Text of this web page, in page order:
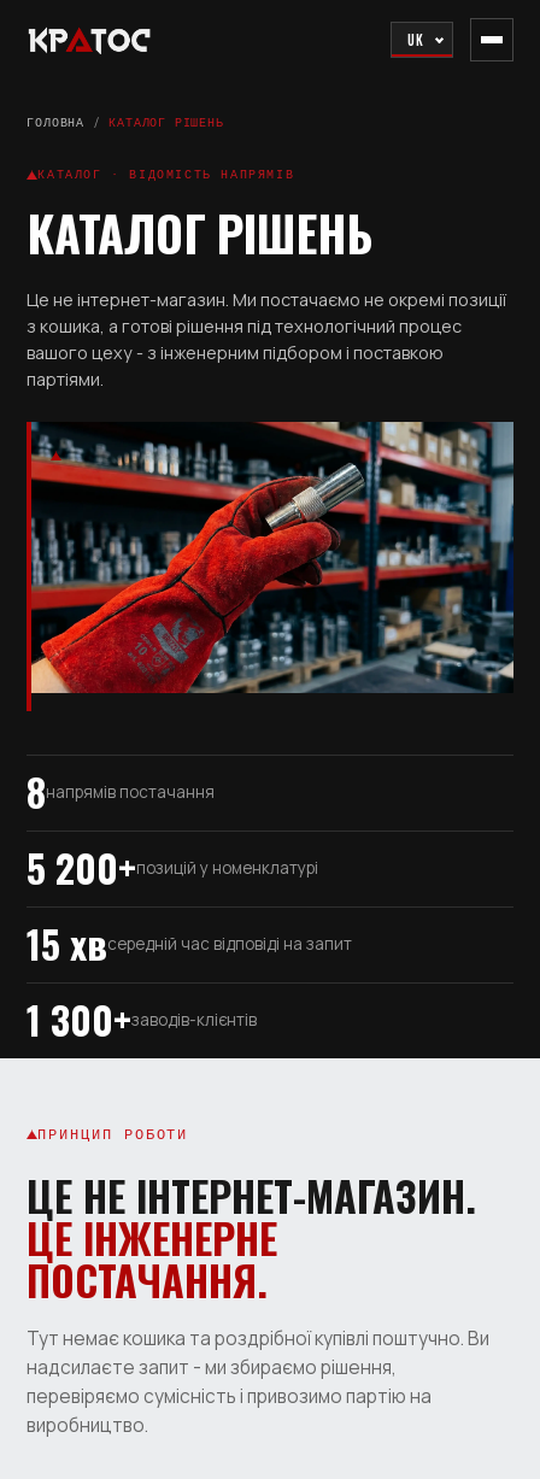
UK
ГОЛОВНА /КАТАЛОГ РІШЕНЬ
КАТАЛОГ · ВІДОМІСТЬ НАПРЯМІВ
КАТАЛОГ РІШЕНЬ
Це не інтернет-магазин. Ми постачаємо не окремі позиції
з кошика, а готові рішення під технологічний процес
вашого цеху - з інженерним підбором і поставкою
партіями.
8напрямів постачання
5 200+позицій у номенклатурі
15 хвсередній час відповіді на запит
1 300+заводів-клієнтів
ПРИНЦИП РОБОТИ
ЦЕ НЕ ІНТЕРНЕТ-МАГАЗИН.
ЦЕ ІНЖЕНЕРНЕ
ПОСТАЧАННЯ.
Тут немає кошика та роздрібної купівлі поштучно. Ви
надсилаєте запит - ми збираємо рішення,
перевіряємо сумісність і привозимо партію на
виробництво.